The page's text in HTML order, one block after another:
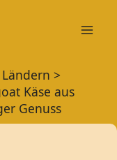
Käse aus
Genuss